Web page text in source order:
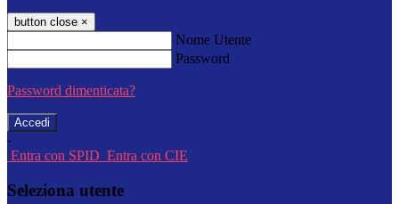
button close ×
Nome Utente
Password
Password dimenticata?
-
Entra con SPID Entra con CIE
Seleziona utente